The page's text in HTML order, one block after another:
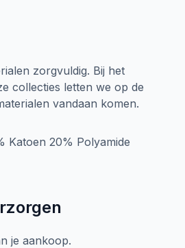
zorgvuldig. Bij het
collecties letten we op de
vandaan komen.
Katoen 20% Polyamide
je aankoop.